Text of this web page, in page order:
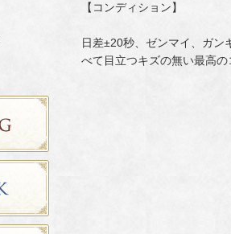
【コンディション】
日差±20秒、ゼンマイ、ガン
べて目立つキズの無い最高の